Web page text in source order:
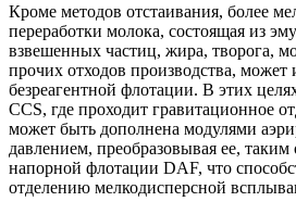
Кроме методов отстаивания, более
переработки молока, состоящая из
взвешенных частиц, жира, творога,
прочих отходов производства, может
безреагентной флотации. В этих
CCS, где проходит гравитационное
может быть дополнена модулями
давлением, преобразовывая ее, таким
напорной флотации DAF, что
отделению мелкодисперсной